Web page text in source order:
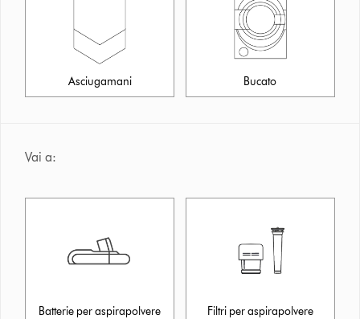
Asciugamani Bucato
Vai a:
Batterie per aspirapolvere
Filtri per aspirapolvere